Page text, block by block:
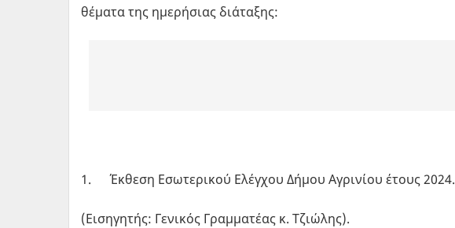
θέματα της ημερήσιας διάταξης:
1. Έκθεση Εσωτερικού Ελέγχου Δήμου Αγρινίου έτους 2024.
(Εισηγητής: Γενικός Γραμματέας κ. Τζιώλης).